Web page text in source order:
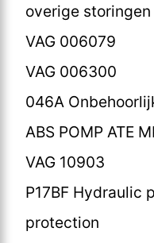
overige
VAG 006079
VAG 006300
046A
ABS POMP ATE
VAG 10903
P17BF Hydraulic
protection